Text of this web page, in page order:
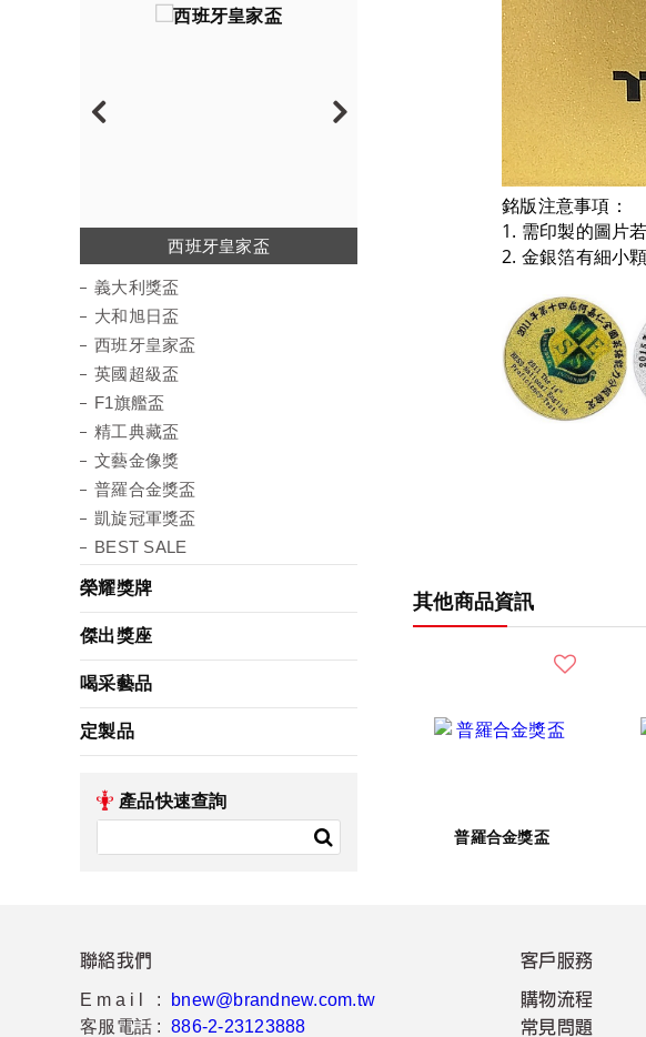
義大利獎盃
大和旭日盃
西班牙皇家盃
英國超級盃
F1旗艦盃
精工典藏盃
文藝金像獎
普羅合金獎盃
凱旋冠軍獎盃
義大利獎盃
大和旭日盃
西班牙皇家盃
英國超級盃
F1旗艦盃
精工典藏盃
文藝金像獎
普羅合金獎盃
凱旋冠軍獎盃
BEST SALE
榮耀獎牌
傑出獎座
喝采藝品
定製品
產品快速查詢
銘版注意事項：
1. 需印製的圖片
2. 金銀箔有細小
其他商品資訊
普羅合金獎盃
聯絡我們
Email :
bnew@brandnew.com.tw
客服電話 : 886-2-23123888
客戶服務
購物流程
常見問題